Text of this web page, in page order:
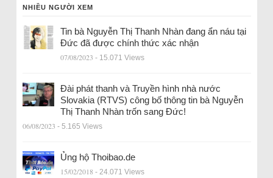
NHIỀU NGƯỜI XEM
Tin bà Nguyễn Thị Thanh Nhàn đang ẩn náu tại
Đức đã được chính thức xác nhận
07/08/2023 - 15.071 Views
Đài phát thanh và Truyền hình nhà nước
Slovakia (RTVS) công bố thông tin bà Nguyễn
Thị Thanh Nhàn trốn sang Đức!
06/08/2023 - 5.165 Views
Ủng hộ Thoibao.de
15/02/2018 - 24.071 Views